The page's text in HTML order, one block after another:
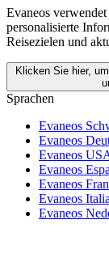
Evaneos
personalisierte
Reisezielen und
Klicken Sie hier,
Sprachen
Evaneos
Evaneos
Evaneos
Evaneos
Evaneos
Evaneos Italia
Evaneos